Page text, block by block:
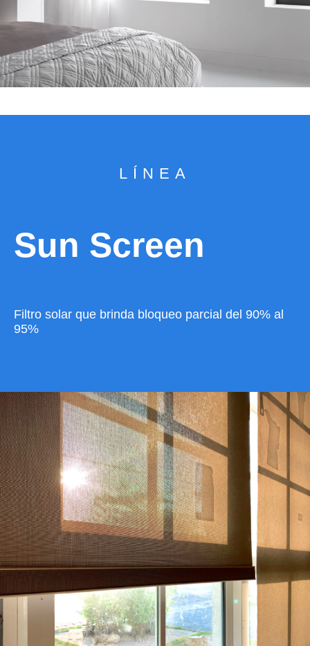
LÍNEA
Sun Screen
Filtro solar que brinda bloqueo parcial del 90% al
95%
VER CATÁLOGO